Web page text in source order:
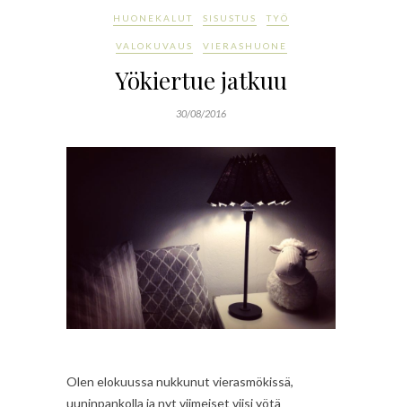
HUONEKALUT SISUSTUS TYÖ
VALOKUVAUS VIERASHUONE
Yökiertue jatkuu
30/08/2016
Olen elokuussa nukkunut vierasmökissä,
uuninpankolla ja nyt viimeiset viisi yötä